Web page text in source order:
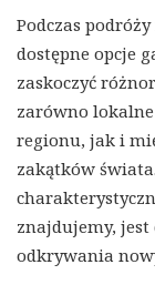
Podczas
dostępne opcje
zaskoczyć
zarówno
regionu, jak i
zakątków
znajdujemy, jest
odkrywania